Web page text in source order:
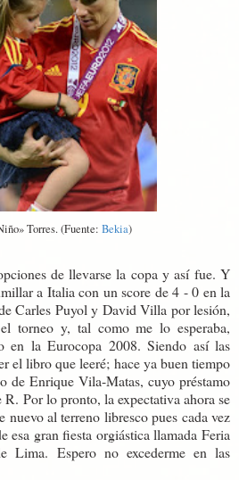
Torres. (Fuente: Bekia)
de llevarse la copa y así fue. Y
a Italia con un score de 4 - 0 en la
Carles Puyol y David Villa por lesión,
torneo y, tal como me lo esperaba,
en la Eurocopa 2008. Siendo así las
el libro que leeré; hace ya buen tiempo
de Enrique Vila-Matas, cuyo préstamo
R. Por lo pronto, la expectativa ahora se
nuevo al terreno libresco pues cada vez
esa gran fiesta orgiástica llamada Feria
Lima. Espero no excederme en las